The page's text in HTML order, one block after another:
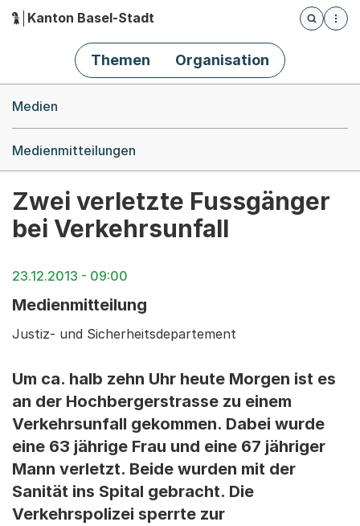
Hauptnavigation
Kanton Basel-Stadt
Öffnet
Themen Organisation
Medien
Medienmitteilungen
Zwei verletzte Fussgänger
bei Verkehrsunfall
23.12.2013 - 09:00
Medienmitteilung
Justiz- und Sicherheitsdepartement
Um ca. halb zehn Uhr heute Morgen ist es
an der Hochbergerstrasse zu einem
Verkehrsunfall gekommen. Dabei wurde
eine 63 jährige Frau und eine 67 jähriger
Mann verletzt. Beide wurden mit der
Sanität ins Spital gebracht. Die
Verkehrspolizei sperrte zur